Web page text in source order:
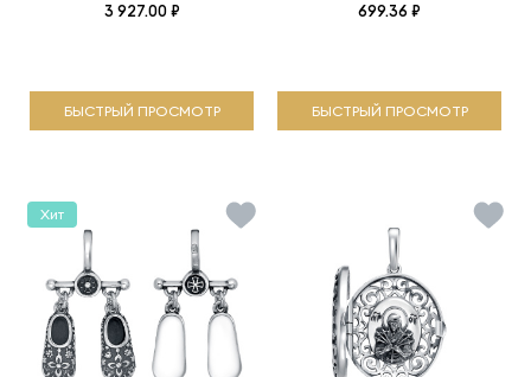
3 927.00 ₽
БЫСТРЫЙ ПРОСМОТР
699.36 ₽
БЫСТРЫЙ ПРОСМОТР
Хит